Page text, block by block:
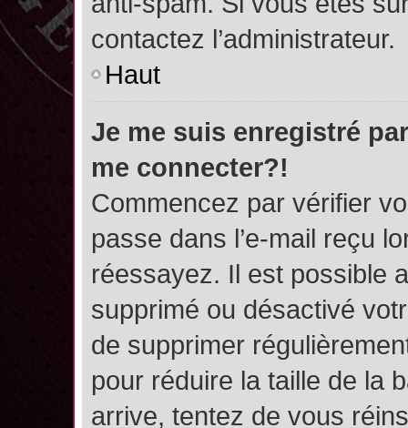
contactez l’administrateur.
Haut
Je me suis enregistré
me connecter?!
Commencez par vérifier
passe dans l’e-mail reçu
réessayez. Il est possible
supprimé ou désactivé
de supprimer
pour réduire la taille de la
arrive, tentez de vous